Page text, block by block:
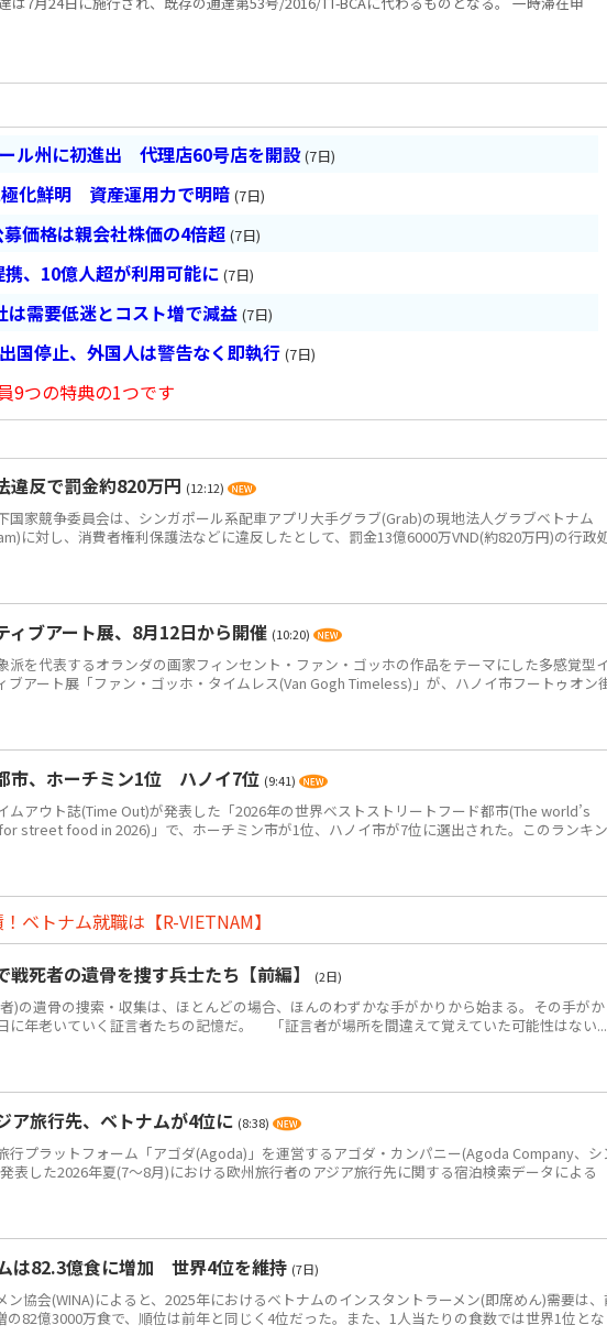
ル州に初進出 代理店60号店を開設 (7日)
化鮮明 資産運用力で明暗 (7日)
価格は親会社株価の4倍超 (7日)
、10億人超が利用可能に (7日)
需要低迷とコスト増で減益 (7日)
国停止、外国人は警告なく即執行 (7日)
9つの特典の1つです
違反で罰金約820万円 (12:12)
国家競争委員会は、シンガポール系配車アプリ大手グラブ(Grab)の現地法人グラブベトナム
に対し、消費者権利保護法などに違反したとして、罰金13億6000万VND(約820万円)の行政
ィブアート展、8月12日から開催 (10:20)
派を代表するオランダの画家フィンセント・ファン・ゴッホの作品をテーマにした多感覚型
ブアート展「ファン・ゴッホ・タイムレス(Van Gogh Timeless)」が、ハノイ市フートゥオン
市、ホーチミン1位 ハノイ7位 (9:41)
ムアウト誌(Time Out)が発表した「2026年の世界ベストストリートフード都市(The world’s
street food in 2026)」で、ホーチミン市が1位、ハノイ市が7位に選出された。このランキン
ベトナム就職は【R-VIETNAM】
死者の遺骨を捜す兵士たち【前編】
(2日)
)の遺骨の捜索・収集は、ほとんどの場合、ほんのわずかな手がかりから始まる。その手が
に年老いていく証言者たちの記憶だ。 「証言者が場所を間違えて覚えていた可能性はない...
ア旅行先、ベトナムが4位に (8:38)
行プラットフォーム「アゴダ(Agoda)」を運営するアゴダ・カンパニー(Agoda Company、シ
表した2026年夏(7～8月)における欧州旅行者のアジア旅行先に関する宿泊検索データによる
は82.3億食に増加 世界4位を維持 (7日)
ン協会(WINA)によると、2025年におけるベトナムのインスタントラーメン(即席めん)需要は
の82億3000万食で、順位は前年と同じく4位だった。また、1人当たりの食数では世界1位と